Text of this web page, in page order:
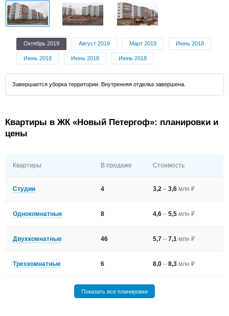
Октябрь 2019 Август 2019 Март 2019 Июнь 2018
Июнь 2018 Июнь 2018 Июнь 2018
Завершается уборка территории. Внутренняя отделка завершена.
Квартиры в ЖК «Новый Петергоф»: планировки и
цены
Квартиры В продаже Стоимость
Студии 4 3,2– 3,6млн ₽
Однокомнатные 8 4,6– 5,5млн ₽
Двухкомнатные 46 5,7– 7,1млн ₽
Трехкомнатные 6 8,0– 8,3млн ₽
Показать все планировки